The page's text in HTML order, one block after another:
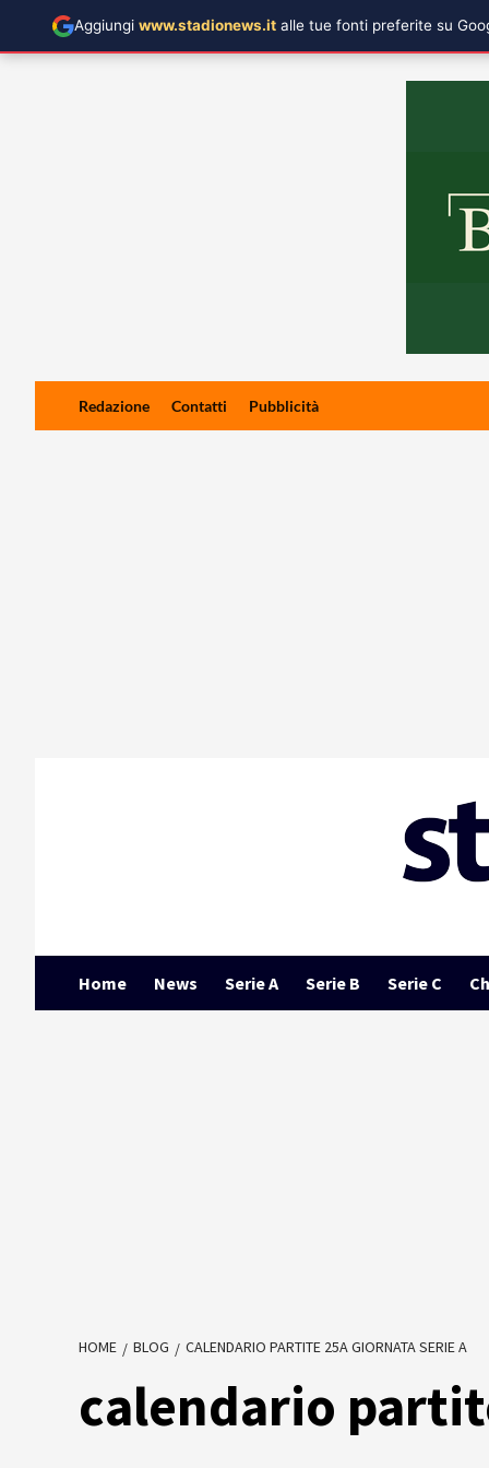
Redazione Contatti Pubblicità
Home News Serie A Serie B Serie C
HOME BLOG CALENDARIO PARTITE 25A GIORNATA SERIE A
calendario
Aggiungi www.stadionews.it alle tue fonti preferite su